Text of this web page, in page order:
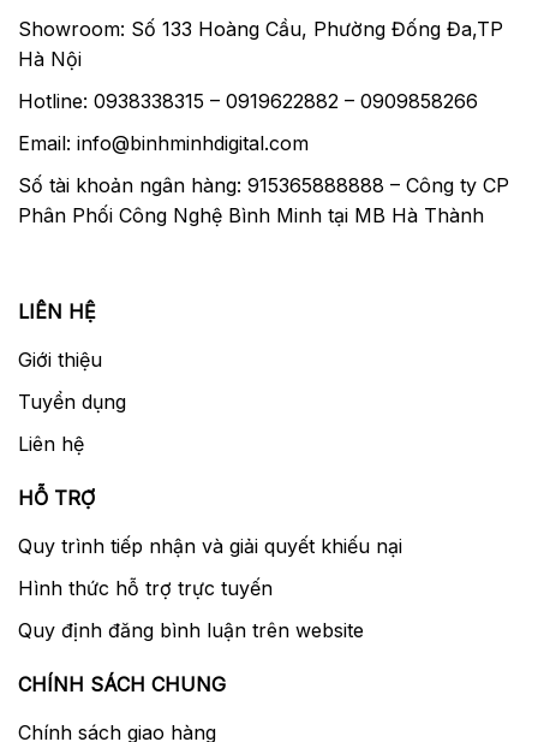
Showroom: Số 133 Hoàng Cầu, Phường Đống Đa,TP
Hà Nội
Hotline: 0938338315 – 0919622882 – 0909858266
Email: info@binhminhdigital.com
Số tài khoản ngân hàng: 915365888888 – Công ty CP
Phân Phối Công Nghệ Bình Minh tại MB Hà Thành
LIÊN HỆ
Giới thiệu
Tuyển dụng
Liên hệ
HỖ TRỢ
Quy trình tiếp nhận và giải quyết khiếu nại
Hình thức hỗ trợ trực tuyến
Quy định đăng bình luận trên website
CHÍNH SÁCH CHUNG
Chính sách giao hàng